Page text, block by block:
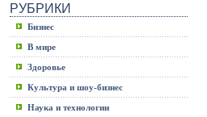
РУБРИКИ
Бизнес
В мире
Здоровье
Культура и шоу-бизнес
Наука и технологии